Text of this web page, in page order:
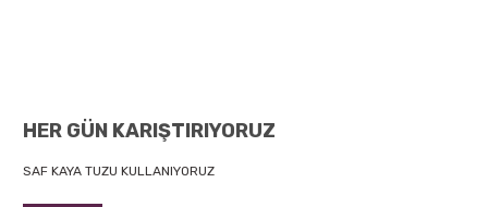
HER GÜN KARIŞTIRIYORUZ
SAF KAYA TUZU KULLANIYORUZ